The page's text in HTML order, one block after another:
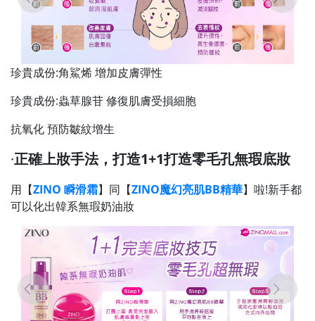
珍貴成份:角鯊烯 增加皮膚彈性
珍貴成份:蟲草腺苷 修復肌膚受損細胞
抗氧化 預防皺紋增生
·正確上妝手法，打造1+1打造零毛孔無瑕底妝
用【ZINO 瞬滑霜】同【ZINO魔幻亮肌BB精華】啦!新手都
可以化出韓系無瑕奶油妝